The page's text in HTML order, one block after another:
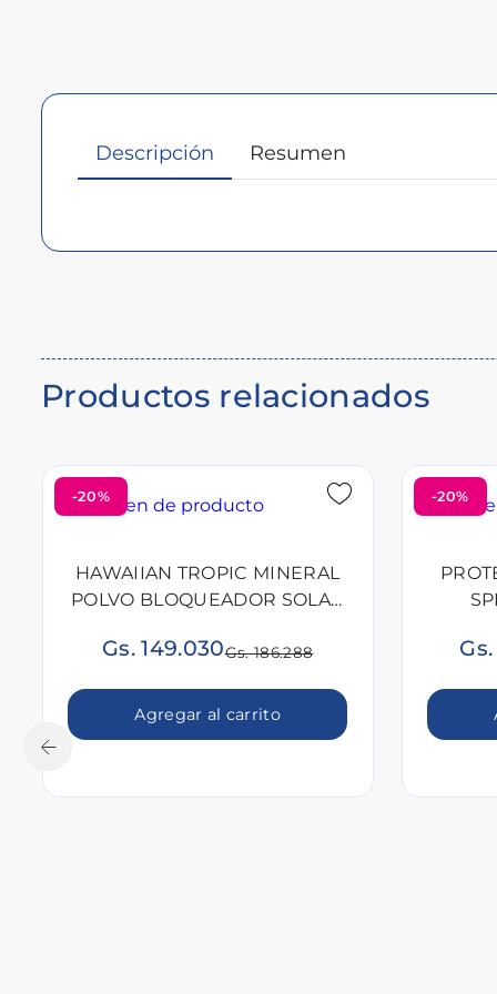
Descripción Resumen
Productos relacionados
-20%
HAWAIIAN TROPIC MINERAL
POLVO BLOQUEADOR SOLAR
Gs. 149.030Gs. 186.288
Agregar al carrito
-20%